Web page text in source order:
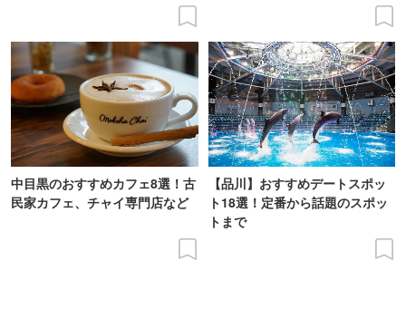
中目黒のおすすめカフェ8選！古
民家カフェ、チャイ専門店など
【品川】おすすめデートスポッ
ト18選！定番から話題のスポッ
トまで